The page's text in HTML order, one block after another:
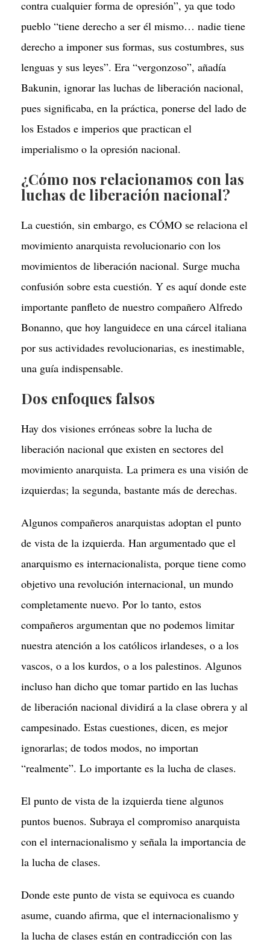
contra cualquier forma de opresión”, ya que todo
pueblo “tiene derecho a ser él mismo… nadie tiene
derecho a imponer sus formas, sus costumbres, sus
lenguas y sus leyes”. Era “vergonzoso”, añadía
Bakunin, ignorar las luchas de liberación nacional,
pues significaba, en la práctica, ponerse del lado de
los Estados e imperios que practican el
imperialismo o la opresión nacional.
¿Cómo nos relacionamos con las
luchas de liberación nacional?
La cuestión, sin embargo, es CÓMO se relaciona el
movimiento anarquista revolucionario con los
movimientos de liberación nacional. Surge mucha
confusión sobre esta cuestión. Y es aquí donde este
importante panfleto de nuestro compañero Alfredo
Bonanno, que hoy languidece en una cárcel italiana
por sus actividades revolucionarias, es inestimable,
una guía indispensable.
Dos enfoques falsos
Hay dos visiones erróneas sobre la lucha de
liberación nacional que existen en sectores del
movimiento anarquista. La primera es una visión de
izquierdas; la segunda, bastante más de derechas.
Algunos compañeros anarquistas adoptan el punto
de vista de la izquierda. Han argumentado que el
anarquismo es internacionalista, porque tiene como
objetivo una revolución internacional, un mundo
completamente nuevo. Por lo tanto, estos
compañeros argumentan que no podemos limitar
nuestra atención a los católicos irlandeses, o a los
vascos, o a los kurdos, o a los palestinos. Algunos
incluso han dicho que tomar partido en las luchas
de liberación nacional dividirá a la clase obrera y al
campesinado. Estas cuestiones, dicen, es mejor
ignorarlas; de todos modos, no importan
“realmente”. Lo importante es la lucha de clases.
El punto de vista de la izquierda tiene algunos
puntos buenos. Subraya el compromiso anarquista
con el internacionalismo y señala la importancia de
la lucha de clases.
Donde este punto de vista se equivoca es cuando
asume, cuando afirma, que el internacionalismo y
la lucha de clases están en contradicción con las